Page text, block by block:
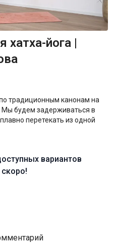
хатха-йога |
традиционным канонам на
Мы будем задерживаться в
перетекать из одной
к ней, даже если вы
Если вы хотите
(A)
вариантов